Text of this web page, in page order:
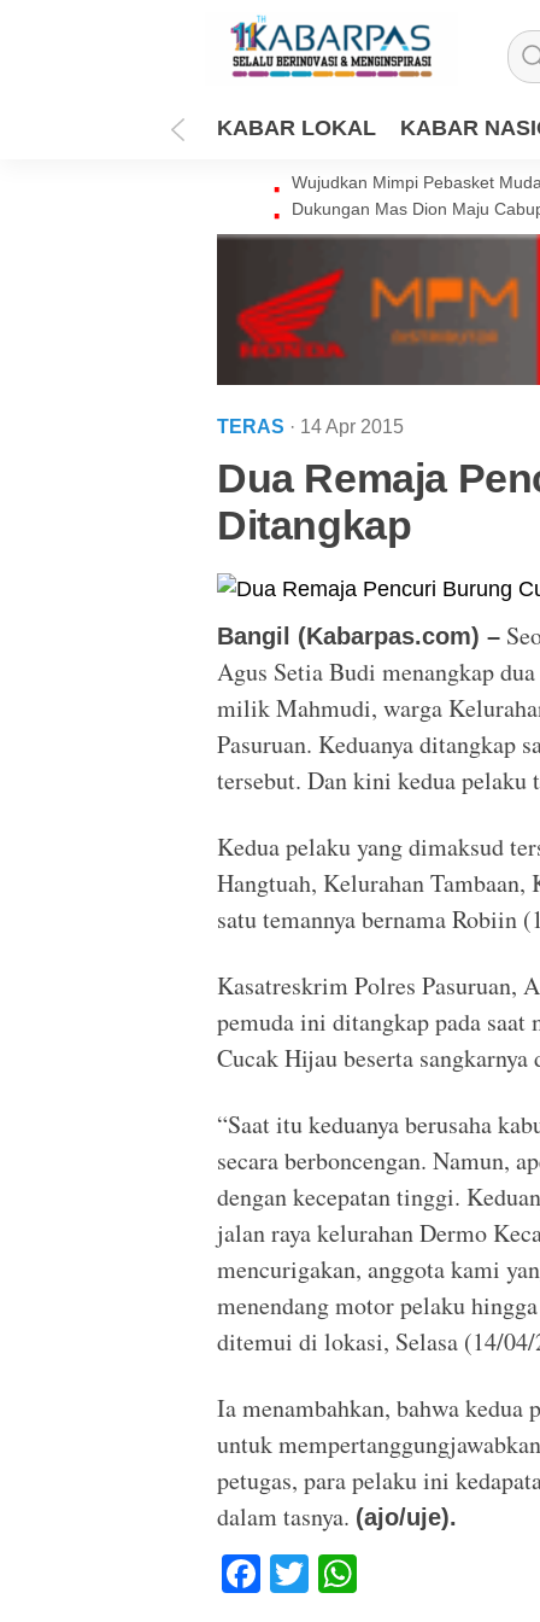
KABAR LOKAL KABAR
Wujudkan Mimpi Pebasket
Dukungan Mas Dion Maju
TERAS · 14 Apr 2015
Dua Remaja
Ditangkap
Bangil (Kabarpas.com) –
Agus Setia Budi menangkap
milik Mahmudi, warga
Pasuruan. Keduanya ditangkap
tersebut. Dan kini kedua pelaku
Kedua pelaku yang dimaksud
Hangtuah, Kelurahan Tambaan,
satu temannya bernama Robiin
Kasatreskrim Polres Pasuruan,
pemuda ini ditangkap pada
Cucak Hijau beserta
“Saat itu keduanya berusaha
secara berboncengan. Namun,
dengan kecepatan tinggi.
jalan raya kelurahan Dermo
mencurigakan, anggota kami
menendang motor pelaku
ditemui di lokasi, Selasa (14/
Ia menambahkan, bahwa
untuk
petugas, para pelaku ini
dalam tasnya. (ajo/uje).
F
T